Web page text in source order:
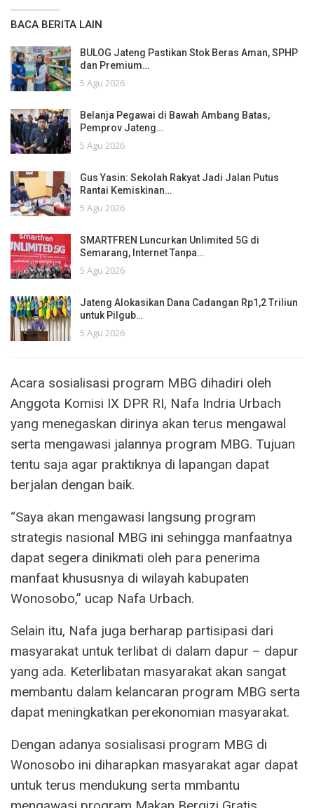
BACA BERITA LAIN
BULOG Jateng Pastikan Stok Beras Aman, SPHP
dan Premium…
5 Agu 2026
Belanja Pegawai di Bawah Ambang Batas,
Pemprov Jateng…
5 Agu 2026
Gus Yasin: Sekolah Rakyat Jadi Jalan Putus
Rantai Kemiskinan…
5 Agu 2026
SMARTFREN Luncurkan Unlimited 5G di
Semarang, Internet Tanpa…
5 Agu 2026
Jateng Alokasikan Dana Cadangan Rp1,2 Triliun
untuk Pilgub…
5 Agu 2026
Acara sosialisasi program MBG dihadiri oleh
Anggota Komisi IX DPR RI, Nafa Indria Urbach
yang menegaskan dirinya akan terus mengawal
serta mengawasi jalannya program MBG. Tujuan
tentu saja agar praktiknya di lapangan dapat
berjalan dengan baik.
“Saya akan mengawasi langsung program
strategis nasional MBG ini sehingga manfaatnya
dapat segera dinikmati oleh para penerima
manfaat khususnya di wilayah kabupaten
Wonosobo,” ucap Nafa Urbach.
Selain itu, Nafa juga berharap partisipasi dari
masyarakat untuk terlibat di dalam dapur – dapur
yang ada. Keterlibatan masyarakat akan sangat
membantu dalam kelancaran program MBG serta
dapat meningkatkan perekonomian masyarakat.
Dengan adanya sosialisasi program MBG di
Wonosobo ini diharapkan masyarakat agar dapat
untuk terus mendukung serta mmbantu